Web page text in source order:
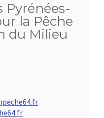
Pyrénées-
la Pêche
du Milieu